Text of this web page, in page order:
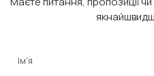
Ім'я